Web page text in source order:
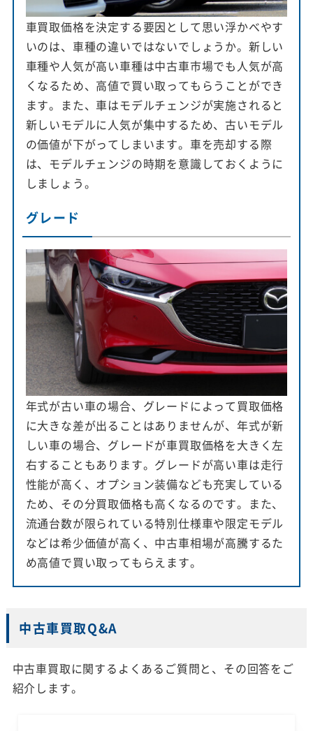
車買取価格を決定する要因として思い浮かべやす
いのは、車種の違いではないでしょうか。新しい
車種や人気が高い車種は中古車市場でも人気が高
くなるため、高値で買い取ってもらうことができ
ます。また、車はモデルチェンジが実施されると
新しいモデルに人気が集中するため、古いモデル
の価値が下がってしまいます。車を売却する際
は、モデルチェンジの時期を意識しておくように
しましょう。
グレード
年式が古い車の場合、グレードによって買取価格
に大きな差が出ることはありませんが、年式が新
しい車の場合、グレードが車買取価格を大きく左
右することもあります。グレードが高い車は走行
性能が高く、オプション装備なども充実している
ため、その分買取価格も高くなるのです。また、
流通台数が限られている特別仕様車や限定モデル
などは希少価値が高く、中古車相場が高騰するた
め高値で買い取ってもらえます。
中古車買取Q&A
中古車買取に関するよくあるご質問と、その回答をご
紹介します。